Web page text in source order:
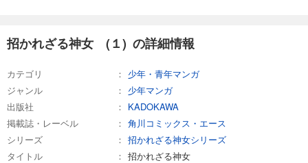
招かれざる神女 (１) の詳細情報
カテゴリ
少年・青年マンガ
ジャンル
少年マンガ
出版社
KADOKAWA
掲載誌・レーベル
角川コミックス・エース
シリーズ
招かれざる神女シリーズ
タイトル
招かれざる神女